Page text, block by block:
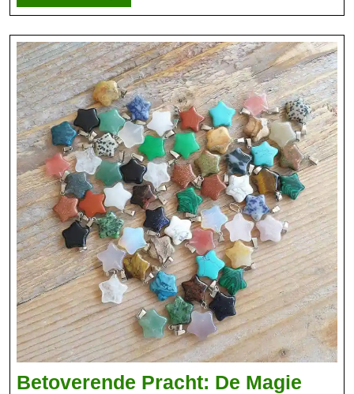
volledig
Betoverende Pracht: De Magie